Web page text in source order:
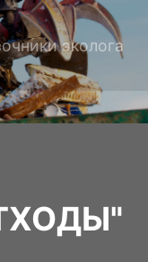
эколога